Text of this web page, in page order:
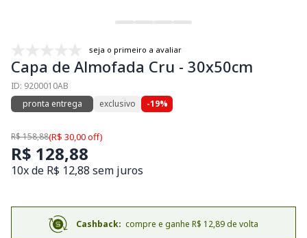
seja o primeiro a avaliar
Capa de Almofada Cru - 30x50cm
ID: 9200010AB
pronta entrega
exclusivo -19%
R$ 158,88(R$ 30,00 off)
R$ 128,88
10x de R$ 12,88 sem juros
Cashback: compre e ganhe R$ 12,89 de volta